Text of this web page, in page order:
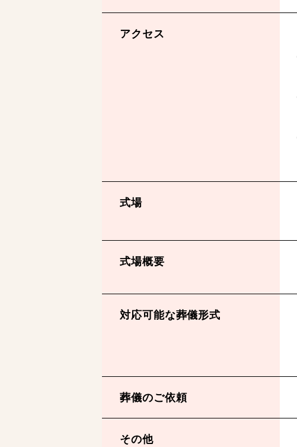
アクセス
式場
式場概要
対応可能な葬儀形式
葬儀のご依頼
その他